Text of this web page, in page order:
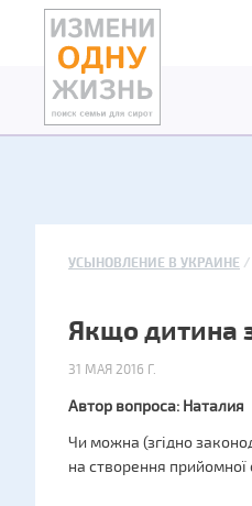
УСЫНОВЛЕНИЕ В УКРАИНЕ
Якщо дитина з
31 МАЯ 2016 Г.
Автор вопроса: Наталия
Чи можна (згідно
на створення прийомної